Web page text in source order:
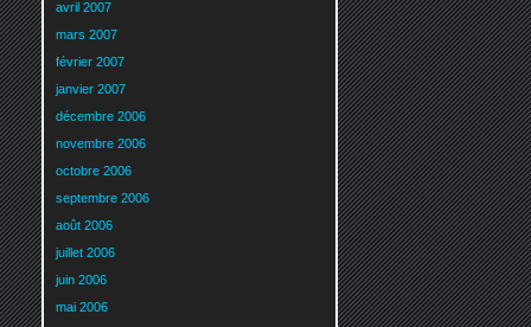
avril 2007
mars 2007
février 2007
janvier 2007
décembre 2006
novembre 2006
octobre 2006
septembre 2006
août 2006
juillet 2006
juin 2006
mai 2006